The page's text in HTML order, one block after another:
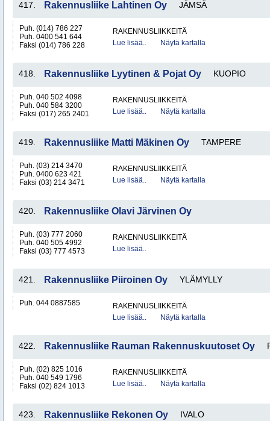
417. Rakennusliike Lahtinen Oy JÄMSÄ
Puh. (014) 786 227
Puh. 0400 541 644
Faksi (014) 786 228
RAKENNUSLIIKKEITÄ
Lue lisää..
Näytä kartalla
418. Rakennusliike Lyytinen & Pojat Oy KUOPIO
Puh. 040 502 4098
Puh. 040 584 3200
Faksi (017) 265 2401
RAKENNUSLIIKKEITÄ
Lue lisää..
Näytä kartalla
419. Rakennusliike Matti Mäkinen Oy TAMPERE
Puh. (03) 214 3470
Puh. 0400 623 421
Faksi (03) 214 3471
RAKENNUSLIIKKEITÄ
Lue lisää..
Näytä kartalla
420. Rakennusliike Olavi Järvinen Oy
Puh. (03) 777 2060
Puh. 040 505 4992
Faksi (03) 777 4573
RAKENNUSLIIKKEITÄ
Lue lisää..
421. Rakennusliike Piiroinen Oy YLÄMYLLY
Puh. 044 0887585
RAKENNUSLIIKKEITÄ
Lue lisää..
Näytä kartalla
422. Rakennusliike Rauman Rakennuskuutoset Oy
Puh. (02) 825 1016
Puh. 040 549 1796
Faksi (02) 824 1013
RAKENNUSLIIKKEITÄ
Lue lisää..
Näytä kartalla
423. Rakennusliike Rekonen Oy IVALO